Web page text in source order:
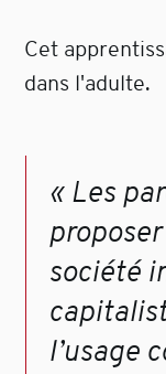
Cet
dans l'adulte.
« Les
société
l’usage